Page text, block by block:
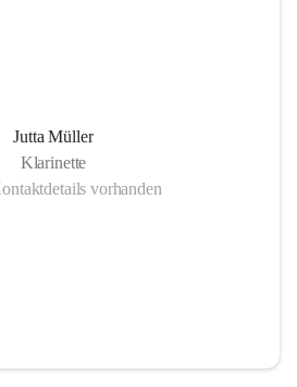
Jutta Müller
Klarinette
vorhanden